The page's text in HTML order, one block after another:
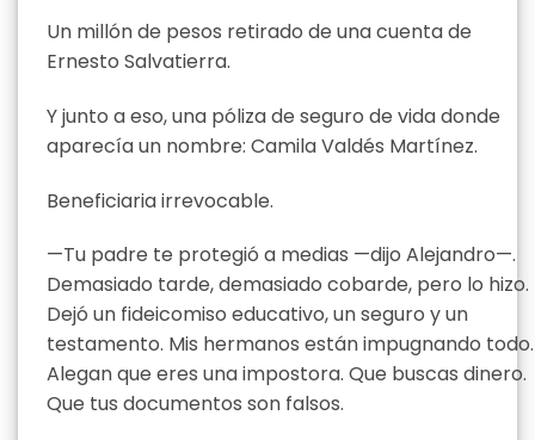
Un millón de pesos retirado de una cuenta de
Ernesto Salvatierra.
Y junto a eso, una póliza de seguro de vida donde
aparecía un nombre: Camila Valdés Martínez.
Beneficiaria irrevocable.
—Tu padre te protegió a medias —dijo Alejandro—.
Demasiado tarde, demasiado cobarde, pero lo hizo.
Dejó un fideicomiso educativo, un seguro y un
testamento. Mis hermanos están impugnando todo.
Alegan que eres una impostora. Que buscas dinero.
Que tus documentos son falsos.